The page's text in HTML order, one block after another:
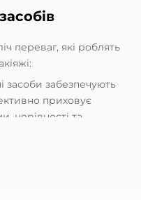
переваг, які роблять
засоби забезпечують
приховує
нерівності та